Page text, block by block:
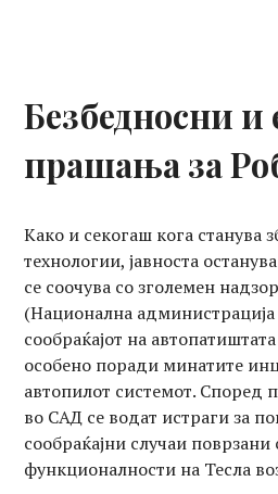
Безбедносни
прашања за
Како и секогаш кога станува
технологии, јавноста
се соочува со зголемен
(Национална администрација
сообраќајот на
особено поради минатите
автопилот системот. Според
во САД се водат истраги за
сообраќајни случаи
функционалности на Тесла